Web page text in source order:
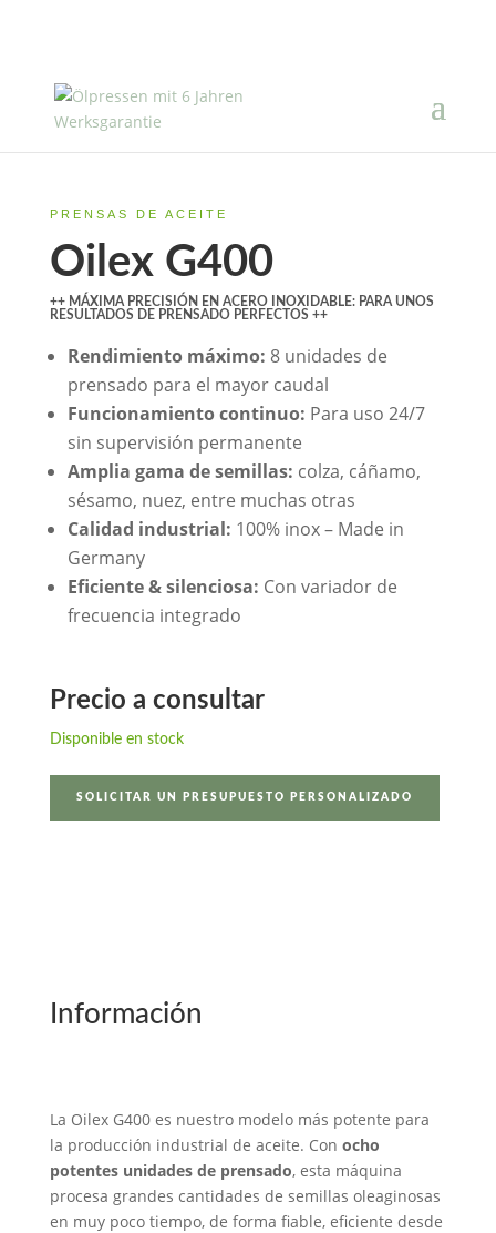
PRENSAS DE ACEITE
Oilex G400
++ MÁXIMA PRECISIÓN EN ACERO INOXIDABLE: PARA UNOS
RESULTADOS DE PRENSADO PERFECTOS ++
Rendimiento máximo: 8 unidades de
prensado para el mayor caudal
Funcionamiento continuo: Para uso 24/7
sin supervisión permanente
Amplia gama de semillas: colza, cáñamo,
sésamo, nuez, entre muchas otras
Calidad industrial: 100% inox – Made in
Germany
Eficiente & silenciosa: Con variador de
frecuencia integrado
Precio a consultar
Disponible en stock
SOLICITAR UN PRESUPUESTO PERSONALIZADO
Información
La Oilex G400 es nuestro modelo más potente para
la producción industrial de aceite. Con ocho
potentes unidades de prensado, esta máquina
procesa grandes cantidades de semillas oleaginosas
en muy poco tiempo, de forma fiable, eficiente desde